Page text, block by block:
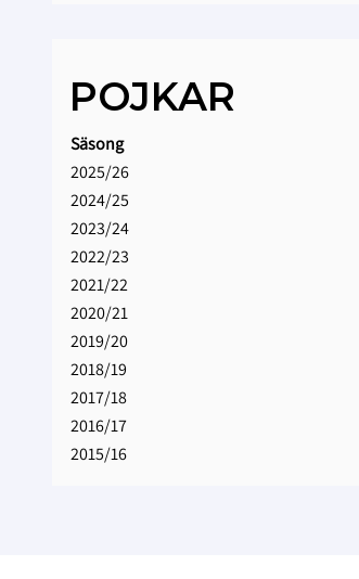
POJKAR
Säsong
2025/26
2024/25
2023/24
2022/23
2021/22
2020/21
2019/20
2018/19
2017/18
2016/17
2015/16